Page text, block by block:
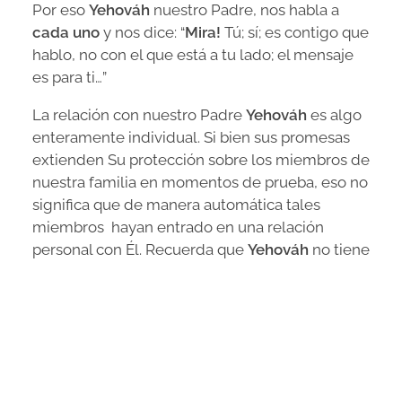
​Por eso Yehováh nuestro Padre, nos habla a
cada uno y nos dice: “Mira! Tú; sí; es contigo que
hablo, no con el que está a tu lado; el mensaje
es para ti…”
​La relación con nuestro Padre Yehováh es algo
enteramente individual. Si bien sus promesas
extienden Su protección sobre los miembros de
nuestra familia en momentos de prueba, eso no
significa que de manera automática tales
miembros hayan entrado en una relación
personal con Él. Recuerda que Yehováh no tiene